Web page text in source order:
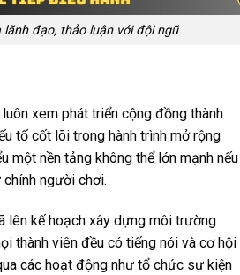
đạo, thảo luận với đội ngũ
luôn xem phát triển cộng đồng thành
tố cốt lõi trong hành trình mở rộng
một nền tảng không thể lớn mạnh nếu
người chơi.
lên kế hoạch xây dựng môi trường
thành viên đều có tiếng nói và cơ hội
các hoạt động như tổ chức sự kiện